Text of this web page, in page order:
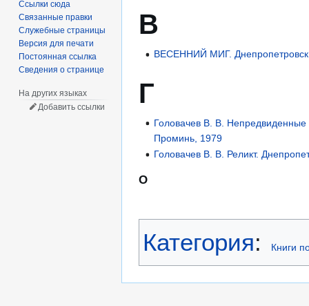
В
ВЕСЕННИЙ МИГ.
Г
Головачев В. В. Непредвиденные
Проминь, 1979
Головачев В. В. Реликт.
О
Категория: Книги
Ссылки сюда
Связанные правки
Служебные страницы
Версия для печати
Постоянная ссылка
Сведения о странице
На других языках
Добавить ссылки